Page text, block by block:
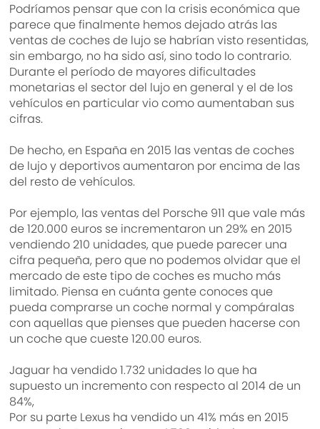
Podríamos pensar que con la crisis económica que
parece que finalmente hemos dejado atrás las
ventas de coches de lujo se habrían visto resentidas,
sin embargo, no ha sido así, sino todo lo contrario.
Durante el período de mayores dificultades
monetarias el sector del lujo en general y el de los
vehículos en particular vio como aumentaban sus
cifras.
De hecho, en España en 2015 las ventas de coches
de lujo y deportivos aumentaron por encima de las
del resto de vehículos.
Por ejemplo, las ventas del Porsche 911 que vale más
de 120.000 euros se incrementaron un 29% en 2015
vendiendo 210 unidades, que puede parecer una
cifra pequeña, pero que no podemos olvidar que el
mercado de este tipo de coches es mucho más
limitado. Piensa en cuánta gente conoces que
pueda comprarse un coche normal y compáralas
con aquellas que pienses que pueden hacerse con
un coche que cueste 120.00 euros.
Jaguar ha vendido 1.732 unidades lo que ha
supuesto un incremento con respecto al 2014 de un
84%,
Por su parte Lexus ha vendido un 41% más en 2015